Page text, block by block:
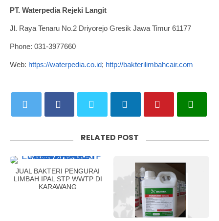
PT. Waterpedia Rejeki Langit
Jl. Raya Tenaru No.2 Driyorejo Gresik Jawa Timur 61177
Phone: 031-3977660
Web: https://waterpedia.co.id; http://bakterilimbahcair.com
RELATED POST
JUAL BAKTERI PENGURAI
LIMBAH IPAL STP WWTP DI
KARAWANG